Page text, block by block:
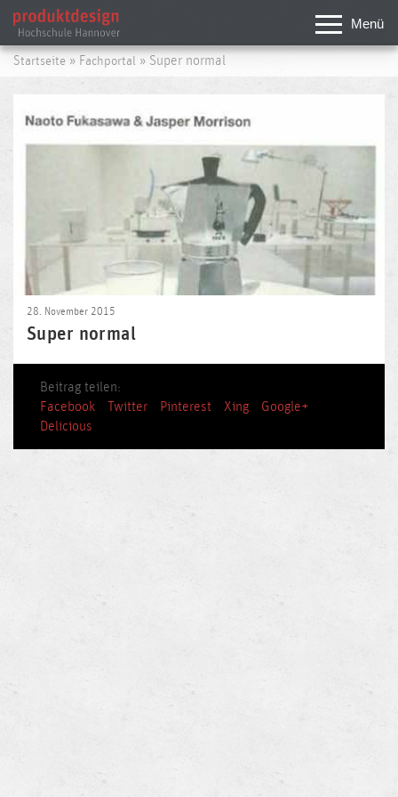
Menü
Startseite » Fachportal » Super normal
28. November 2015
Super normal
Beitrag teilen:
Facebook
Twitter Pinterest Xing
Google+
Delicious